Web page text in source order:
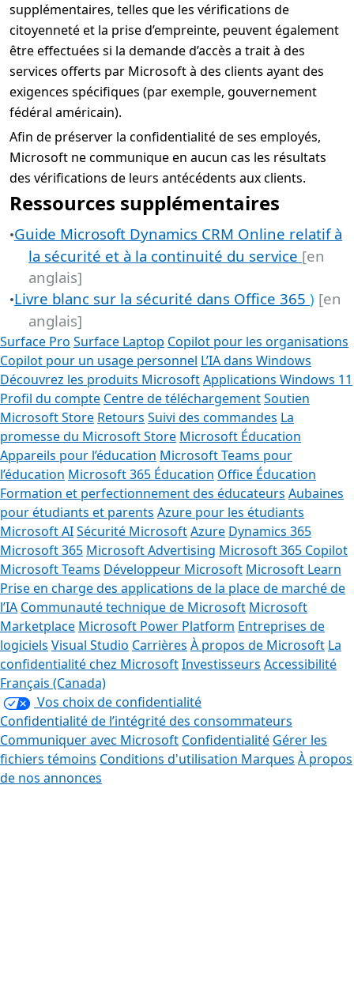
supplémentaires, telles que les vérifications de
citoyenneté et la prise d’empreinte, peuvent également
être effectuées si la demande d’accès a trait à des
services offerts par Microsoft à des clients ayant des
exigences spécifiques (par exemple, gouvernement
fédéral américain).
Afin de préserver la confidentialité de ses employés,
Microsoft ne communique en aucun cas les résultats
des vérifications de leurs antécédents aux clients.
Ressources supplémentaires
•Guide Microsoft Dynamics CRM Online relatif à
la sécurité et à la continuité du service [en
anglais]
•Livre blanc sur la sécurité dans Office 365 ) [en
anglais]
Surface Pro Surface Laptop Copilot pour les organisations
Copilot pour un usage personnel L’IA dans Windows
Découvrez les produits MicrosoftApplications Windows 11
Profil du compte Centre de téléchargementSoutien
Microsoft Store Retours Suivi des commandes La
promesse du Microsoft Store Microsoft Éducation
Appareils pour l’éducation Microsoft Teams pour
l’éducation Microsoft 365 Éducation Office Éducation
Formation et perfectionnement des éducateurs Aubaines
pour étudiants et parents Azure pour les étudiants
Microsoft AISécurité MicrosoftAzure Dynamics 365
Microsoft 365 Microsoft Advertising Microsoft 365 Copilot
Microsoft Teams Développeur Microsoft Microsoft Learn
Prise en charge des applications de la place de marché de
l’IA Communauté technique de Microsoft Microsoft
Marketplace Microsoft Power Platform Entreprises de
logiciels Visual Studio Carrières À propos de Microsoft La
confidentialité chez MicrosoftInvestisseurs Accessibilité
Français (Canada)
Vos choix de confidentialité
Confidentialité de l’intégrité des consommateurs
Communiquer avec Microsoft Confidentialité Gérer les
fichiers témoins Conditions d'utilisation Marques À propos
de nos annonces